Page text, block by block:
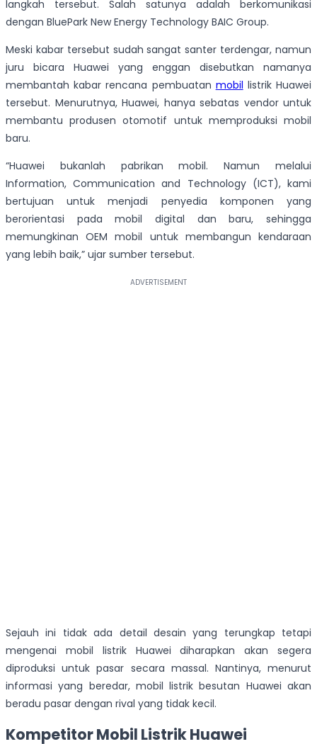
langkah tersebut. Salah satunya adalah berkomunikasi
dengan BluePark New Energy Technology BAIC Group.
Meski kabar tersebut sudah sangat santer terdengar, namun
juru bicara Huawei yang enggan disebutkan namanya
membantah kabar rencana pembuatan mobil listrik Huawei
tersebut. Menurutnya, Huawei, hanya sebatas vendor untuk
membantu produsen otomotif untuk memproduksi mobil
baru.
“Huawei bukanlah pabrikan mobil. Namun melalui
Information, Communication and Technology (ICT), kami
bertujuan untuk menjadi penyedia komponen yang
berorientasi pada mobil digital dan baru, sehingga
memungkinan OEM mobil untuk membangun kendaraan
yang lebih baik,” ujar sumber tersebut.
Sejauh ini tidak ada detail desain yang terungkap tetapi
mengenai mobil listrik Huawei diharapkan akan segera
diproduksi untuk pasar secara massal. Nantinya, menurut
informasi yang beredar, mobil listrik besutan Huawei akan
beradu pasar dengan rival yang tidak kecil.
Kompetitor Mobil Listrik Huawei